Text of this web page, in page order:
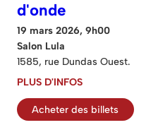
d'onde
19 mars 2026, 9h00
Salon Lula
1585, rue Dundas Ouest.
PLUS D'INFOS
Acheter des billets